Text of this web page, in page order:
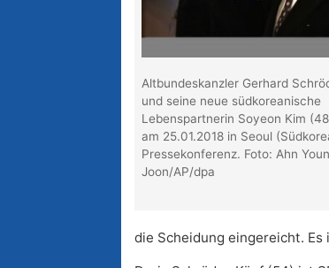
Altbundeskanzler Gerhard
und seine neue südkoreanische
Lebenspartnerin Soyeon Kim
am 25.01.2018 in Seoul
Pressekonferenz. Foto: Ahn
Joon/AP/dpa
die Scheidung eingereicht.